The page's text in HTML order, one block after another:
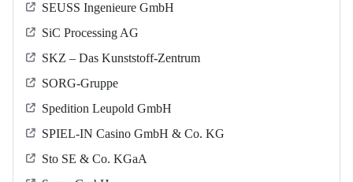
SEUSS Ingenieure GmbH
SiC Processing AG
SKZ – Das Kunststoff-Zentrum
SORG-Gruppe
Spedition Leupold GmbH
SPIEL-IN Casino GmbH & Co. KG
Sto SE & Co. KGaA